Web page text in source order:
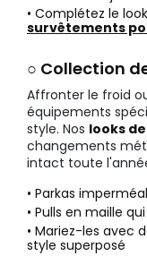
• Complétez le
survêtements
○ Collection
Affronter le froid
équipements
style. Nos looks
changements
intact toute
• Parkas
• Pulls en maille
• Mariez-les avec
style superposé